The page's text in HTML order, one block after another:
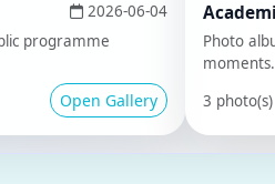
Academic Gathering
Photo album of
3 photo(s)